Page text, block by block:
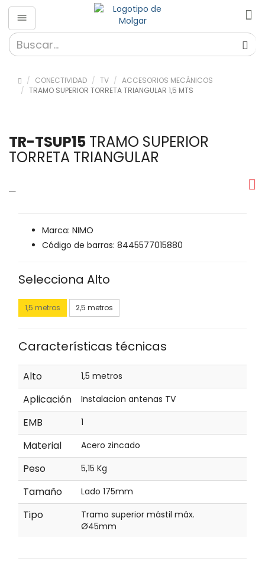
CONECTIVIDAD TV
ACCESORIOS MECÁNICOS
TRAMO SUPERIOR TORRETA TRIANGULAR 1,5 MTS
TR-TSUP15 TRAMO SUPERIOR
TORRETA TRIANGULAR
Marca: NIMO
Código de barras: 8445577015880
Selecciona Alto
1,5 metros 2,5 metros
Características técnicas
Alto 1,5 metros
Aplicación Instalacion antenas TV
EMB 1
Material Acero zincado
Peso 5,15 Kg
Tamaño Lado 175mm
Tipo
Tramo superior mástil máx.
Ø45mm